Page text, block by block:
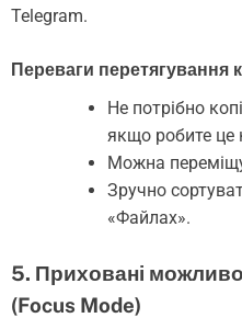
Telegram.
Переваги перетягування
Не потрібно
якщо робите це
Можна
Зручно
«Файлах».
5. Приховані
(Focus Mode)